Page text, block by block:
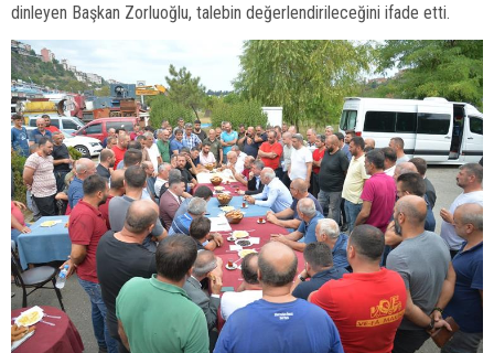
dinleyen Başkan Zorluoğlu, talebin değerlendirileceğini ifade etti.